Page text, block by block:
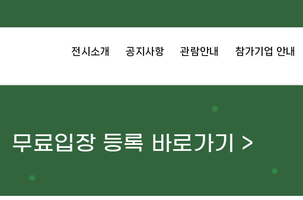
전시소개 공지사항 관람안내 참가기업 안내
무료입장 등록 바로가기 >